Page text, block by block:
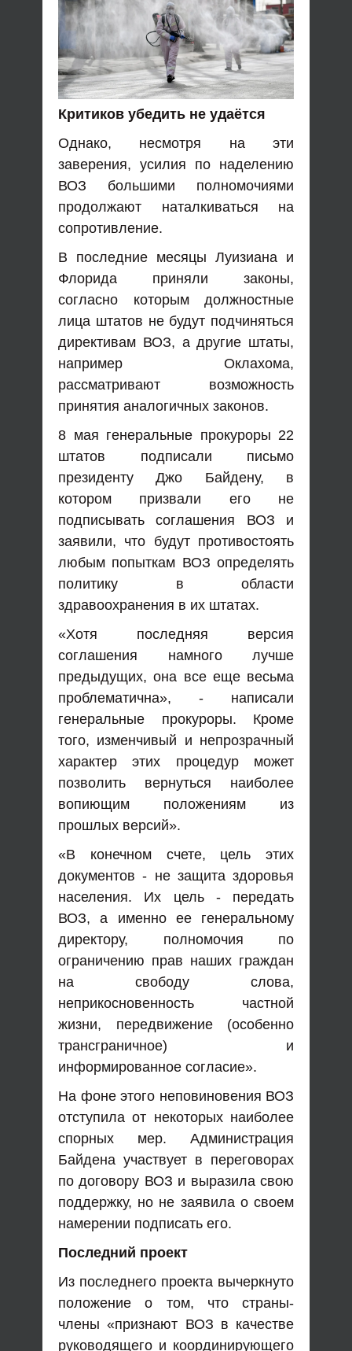
Критиков убедить не удаётся
Однако, несмотря на эти
заверения, усилия по наделению
ВОЗ большими полномочиями
продолжают наталкиваться на
сопротивление.
В последние месяцы Луизиана и
Флорида приняли законы,
согласно которым должностные
лица штатов не будут подчиняться
директивам ВОЗ, а другие штаты,
например Оклахома,
рассматривают возможность
принятия аналогичных законов.
8 мая генеральные прокуроры 22
штатов подписали письмо
президенту Джо Байдену, в
котором призвали его не
подписывать соглашения ВОЗ и
заявили, что будут противостоять
любым попыткам ВОЗ определять
политику в области
здравоохранения в их штатах.
«Хотя последняя версия
соглашения намного лучше
предыдущих, она все еще весьма
проблематична», - написали
генеральные прокуроры. Кроме
того, изменчивый и непрозрачный
характер этих процедур может
позволить вернуться наиболее
вопиющим положениям из
прошлых версий».
«В конечном счете, цель этих
документов - не защита здоровья
населения. Их цель - передать
ВОЗ, а именно ее генеральному
директору, полномочия по
ограничению прав наших граждан
на свободу слова,
неприкосновенность частной
жизни, передвижение (особенно
трансграничное) и
информированное согласие».
На фоне этого неповиновения ВОЗ
отступила от некоторых наиболее
спорных мер. Администрация
Байдена участвует в переговорах
по договору ВОЗ и выразила свою
поддержку, но не заявила о своем
намерении подписать его.
Последний проект
Из последнего проекта вычеркнуто
положение о том, что страны-
члены «признают ВОЗ в качестве
руководящего и координирующего